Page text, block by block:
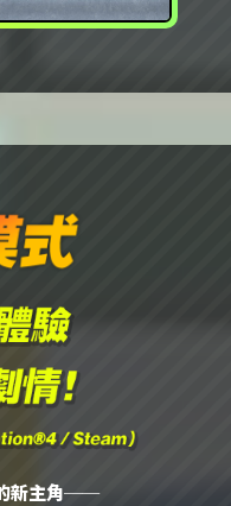
新主角──